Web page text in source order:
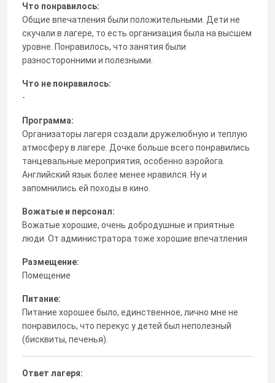
Что понравилось:
Общие впечатления были положительными. Дети не
скучали в лагере, то есть организация была на высшем
уровне. Понравилось, что занятия были
разносторонними и полезными.
Что не понравилось:
-
Программа:
Организаторы лагеря создали дружелюбную и теплую
атмосферу в лагере. Дочке больше всего понравились
танцевальные мероприятия, особенно аэройога.
Английский язык более менее нравился. Ну и
запомнились ей походы в кино.
Вожатые и персонал:
Вожатые хорошие, очень добродушные и приятные
люди. От администратора тоже хорошие впечатления
Размещение:
Помещение
Питание:
Питание хорошее было, единственное, лично мне не
понравилось, что перекус у детей был неполезный
(бисквиты, печенья).
Ответ лагеря: